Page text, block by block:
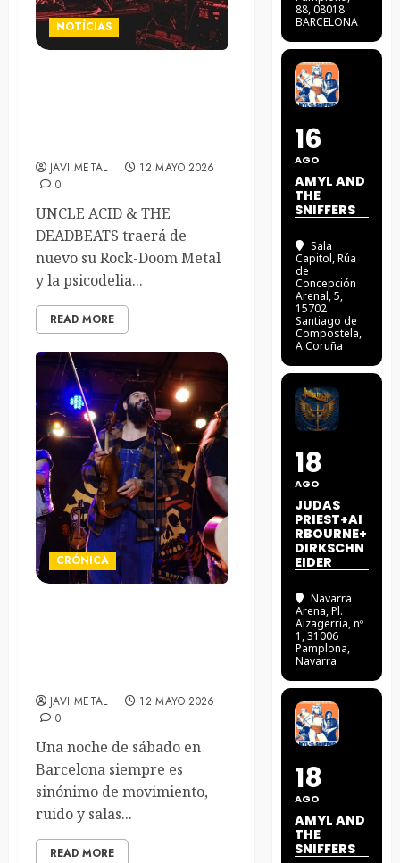
NOTÍCIAS
JAVI METAL
12 MAYO 2026
0
UNCLE ACID & THE
DEADBEATS traerá de
nuevo su Rock-Doom Metal
y la psicodelia...
READ MORE
CRÓNICA
JAVI METAL
12 MAYO 2026
0
Una noche de sábado en
Barcelona siempre es
sinónimo de movimiento,
ruido y salas...
READ MORE
88, 08018
BARCELONA
16
AGO
AMYL AND
THE
SNIFFERS
Sala
Capitol, Rúa
de
Concepción
Arenal, 5,
15702
Santiago de
Compostela,
A Coruña
18
AGO
JUDAS
PRIEST+AI
RBOURNE+
DIRKSCHN
EIDER
Navarra
Arena, Pl.
Aizagerria, nº
1, 31006
Pamplona,
Navarra
18
AGO
AMYL AND
THE
SNIFFERS